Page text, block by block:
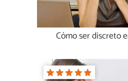
Cómo ser discreto